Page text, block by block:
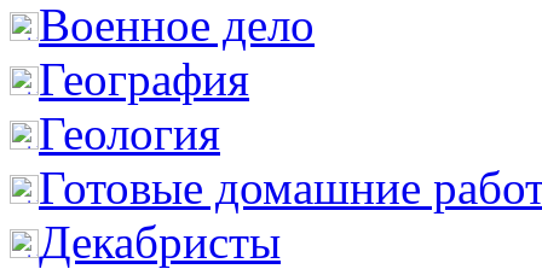
Военное дело
География
Геология
Готовые домашние
Декабристы